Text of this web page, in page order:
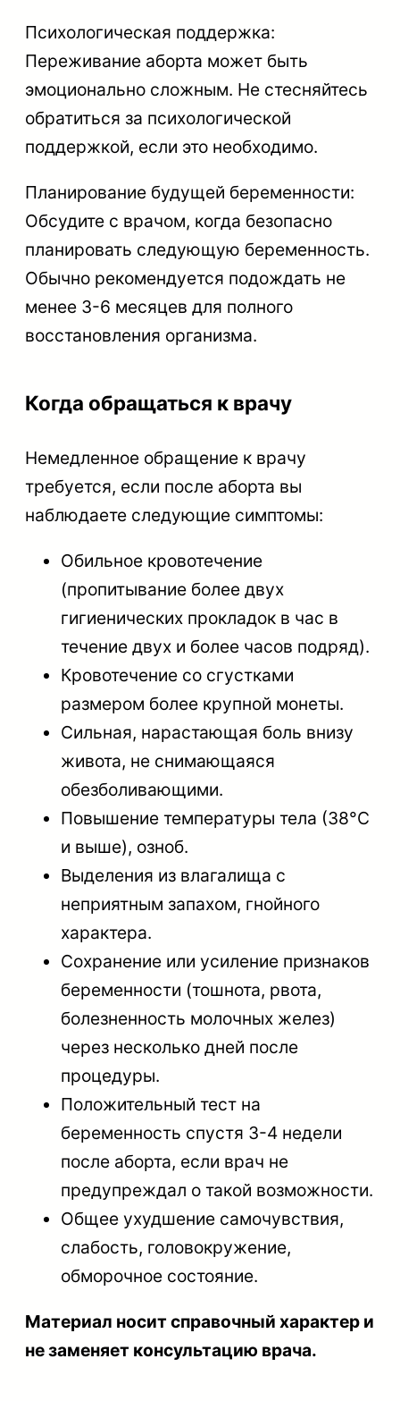
Психологическая поддержка:
Переживание аборта может быть
эмоционально сложным. Не стесняйтесь
обратиться за психологической
поддержкой, если это необходимо.
Планирование будущей беременности:
Обсудите с врачом, когда безопасно
планировать следующую беременность.
Обычно рекомендуется подождать не
менее 3-6 месяцев для полного
восстановления организма.
Когда обращаться к врачу
Немедленное обращение к врачу
требуется, если после аборта вы
наблюдаете следующие симптомы:
Обильное кровотечение
(пропитывание более двух
гигиенических прокладок в час в
течение двух и более часов подряд).
Кровотечение со сгустками
размером более крупной монеты.
Сильная, нарастающая боль внизу
живота, не снимающаяся
обезболивающими.
Повышение температуры тела (38°C
и выше), озноб.
Выделения из влагалища с
неприятным запахом, гнойного
характера.
Сохранение или усиление признаков
беременности (тошнота, рвота,
болезненность молочных желез)
через несколько дней после
процедуры.
Положительный тест на
беременность спустя 3-4 недели
после аборта, если врач не
предупреждал о такой возможности.
Общее ухудшение самочувствия,
слабость, головокружение,
обморочное состояние.
Материал носит справочный характер и
не заменяет консультацию врача.